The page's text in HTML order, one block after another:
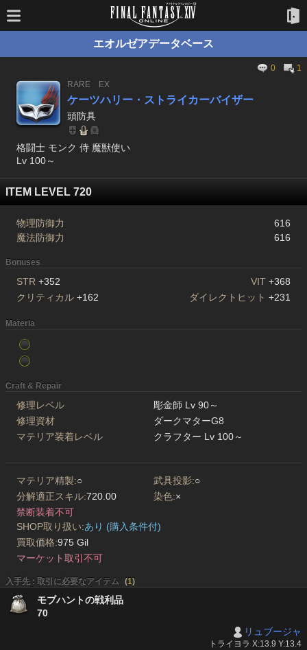
エオルゼアデータベース
0
1
RARE
EX
ケーツハリー・ストライカーバイザー
頭防具
格闘士 モンク 侍 魔獣使い
Lv 100～
ITEM LEVEL 720
物理防御力
616
魔法防御力
616
Bonuses
STR +352 VIT +368
クリティカル +162 ダイレクトヒット +231
Materia
Craft & Repair
修理レベル
彫金師 Lv 90～
修理資材
ダークマターG8
マテリア装着レベル
クラフター Lv 100～
マテリア精製:○ 武具投影:○
分解適正スキル:720.00 染色:×
禁断装着不可
SHOP取り扱い:あり (購入条件付)
買取価格:975 Gil
マーケット取引不可
入手先 : 取引に必要なアイテム (1)
モブハントの戦利品
70
リュブージャ
トライヨラ X:13.9 Y:13.4